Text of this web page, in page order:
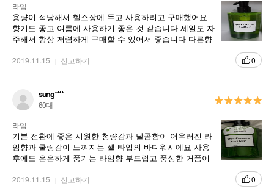
퍼퓸테일러 바디워시 - 라임
라임
용량이 적당해서 헬스장에 두고 사용하려고 구매했어요
향기도 좋고 여름에 사용하기 좋은 것 같습니다 세일도 자
주해서 항상 저렴하게 구매할 수 있어서 좋습니다 다른향
큼하고 좋아요
2019.11.15 신고하기 0
sung****
60대
라임
기분 전환에 좋은 시원한 청량감과 달콤함이 어우러진 라
임향과 쿨링감이 느껴지는 젤 타입의 바디워시에요 사용
후에도 은은하게 풍기는 라임향 부드럽고 풍성한 거품이
어 샤워 후에도 촉촉하게 케어해줘요
2019.11.15 신고하기 0